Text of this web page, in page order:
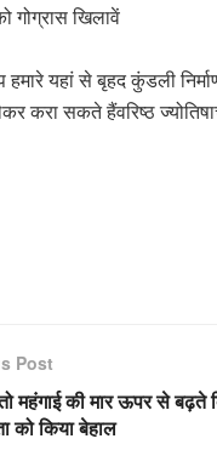
गोग्रास खिलावें
यहां से बृहद कुंडली
करा सकते हैंवरिष्ठ
Post
महंगाई की मार ऊपर से बढ़ते
को किया बेहाल